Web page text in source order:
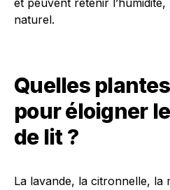
et peuvent retenir
naturel.
Quelles
pour éloigner
de lit ?
La lavande, la citronnelle, la